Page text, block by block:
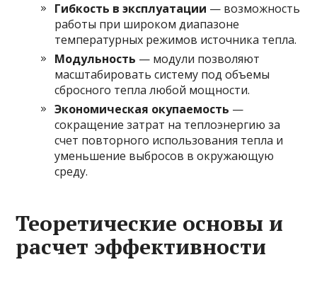
Гибкость в эксплуатации — возможность
работы при широком диапазоне
температурных режимов источника тепла.
Модульность — модули позволяют
масштабировать систему под объемы
сбросного тепла любой мощности.
Экономическая окупаемость —
сокращение затрат на теплоэнергию за
счет повторного использования тепла и
уменьшение выбросов в окружающую
среду.
Теоретические основы и
расчет эффективности